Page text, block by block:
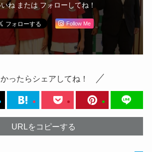
ね または フォローしてね！
Follow Me
ったらシェアしてね！
URLをコピーする